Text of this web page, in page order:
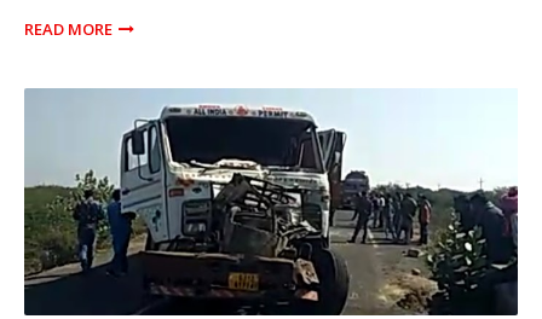
READ MORE